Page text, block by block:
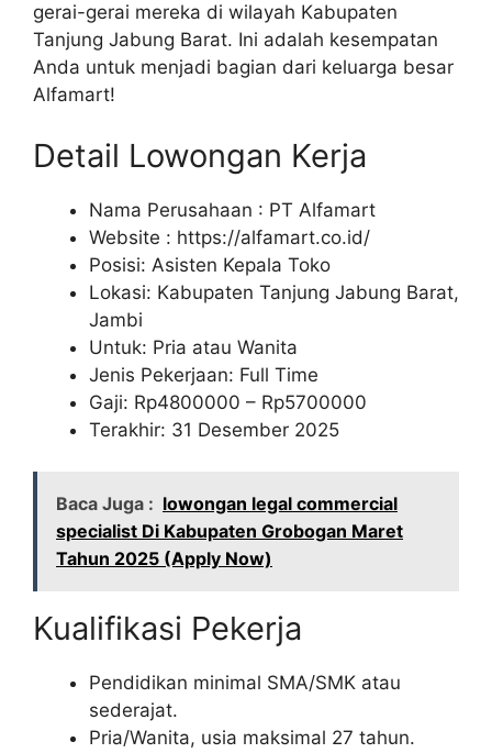
gerai-gerai mereka di wilayah Kabupaten
Tanjung Jabung Barat. Ini adalah kesempatan
Anda untuk menjadi bagian dari keluarga besar
Alfamart!
Detail Lowongan Kerja
Nama Perusahaan : PT Alfamart
Website : https://alfamart.co.id/
Posisi: Asisten Kepala Toko
Lokasi: Kabupaten Tanjung Jabung Barat,
Jambi
Untuk: Pria atau Wanita
Jenis Pekerjaan: Full Time
Gaji: Rp4800000 – Rp5700000
Terakhir: 31 Desember 2025
Baca Juga : lowongan legal commercial
specialist Di Kabupaten Grobogan Maret
Tahun 2025 (Apply Now)
Kualifikasi Pekerja
Pendidikan minimal SMA/SMK atau
sederajat.
Pria/Wanita, usia maksimal 27 tahun.